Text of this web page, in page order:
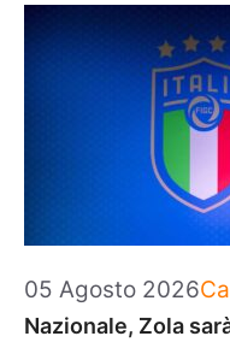
05 Agosto 2026
Nazionale, Zola